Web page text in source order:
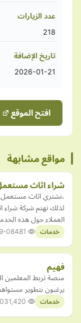
عدد الزيارات
218
تاريخ الإضافة
2026-01-21
افتح الموقع
مواقع مشابهة
شراء اثاث
،نشتري اثاث مستعمل
لذلك تهتم شركة شراء
العملاء حول هذه
خدمات 08
فهيم
منصة تربط المعلمين
يرغبون بتطوير
خدمات